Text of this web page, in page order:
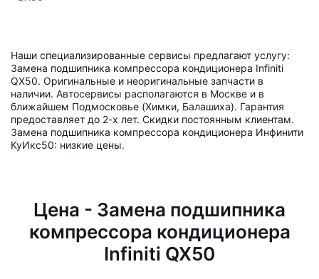
Наши специализированные сервисы предлагают услугу:
Замена подшипника компрессора кондиционера Infiniti
QX50. Оригинальные и неоригинальные запчасти в
наличии. Автосервисы располагаются в Москве и в
ближайшем Подмосковье (Химки, Балашиха). Гарантия
предоставляет до 2-х лет. Скидки постоянным клиентам.
Замена подшипника компрессора кондиционера Инфинити
КуИкс50: низкие цены.
Цена - Замена подшипника
компрессора кондиционера
Infiniti QX50